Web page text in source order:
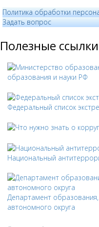
Политика обработки
­Задать вопрос
Полезные ссылки
образования и науки РФ
Федеральный список
Национальный
Департамент
автономного округа